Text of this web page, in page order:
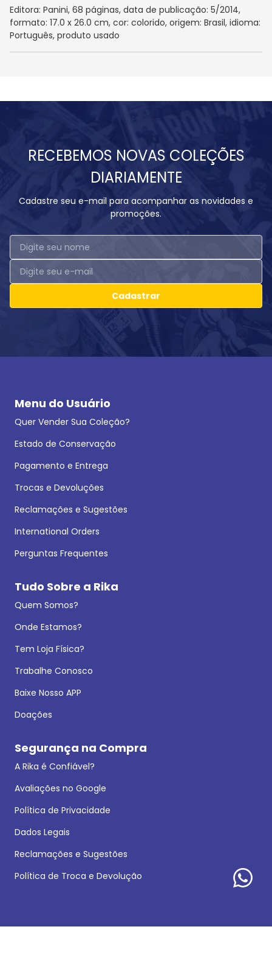
Editora: Panini, 68 páginas, data de publicação: 5/2014,
formato: 17.0 x 26.0 cm, cor: colorido, origem: Brasil, idioma:
Português, produto usado
RECEBEMOS NOVAS COLEÇÕES
DIARIAMENTE
Cadastre seu e-mail para acompanhar as novidades e
promoções.
Cadastrar
Menu do Usuário
Quer Vender Sua Coleção?
Estado de Conservação
Pagamento e Entrega
Trocas e Devoluções
Reclamações e Sugestões
International Orders
Perguntas Frequentes
Tudo Sobre a Rika
Quem Somos?
Onde Estamos?
Tem Loja Física?
Trabalhe Conosco
Baixe Nosso APP
Doações
Segurança na Compra
A Rika é Confiável?
Avaliações no Google
Política de Privacidade
Dados Legais
Reclamações e Sugestões
Política de Troca e Devolução
Formas de pagamento